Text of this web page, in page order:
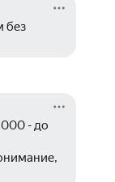
без
000 - до